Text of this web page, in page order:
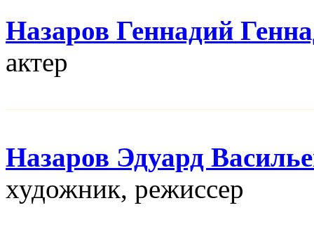
Назаров Геннадий
актер
Назаров Эдуард
художник, режисcер